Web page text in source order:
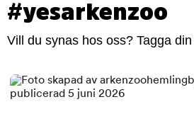
#yesarkenzoo
Vill du synas hos oss? Tagga